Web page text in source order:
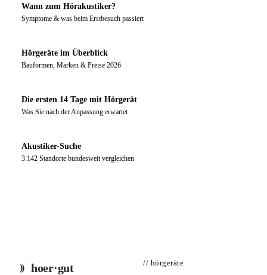
Wann zum Hörakustiker?
Symptome & was beim Erstbesuch passiert
Hörgeräte im Überblick
Bauformen, Marken & Preise 2026
Die ersten 14 Tage mit Hörgerät
Was Sie nach der Anpassung erwartet
Akustiker-Suche
3.142 Standorte bundesweit vergleichen
hoer·gut // hörgeräte